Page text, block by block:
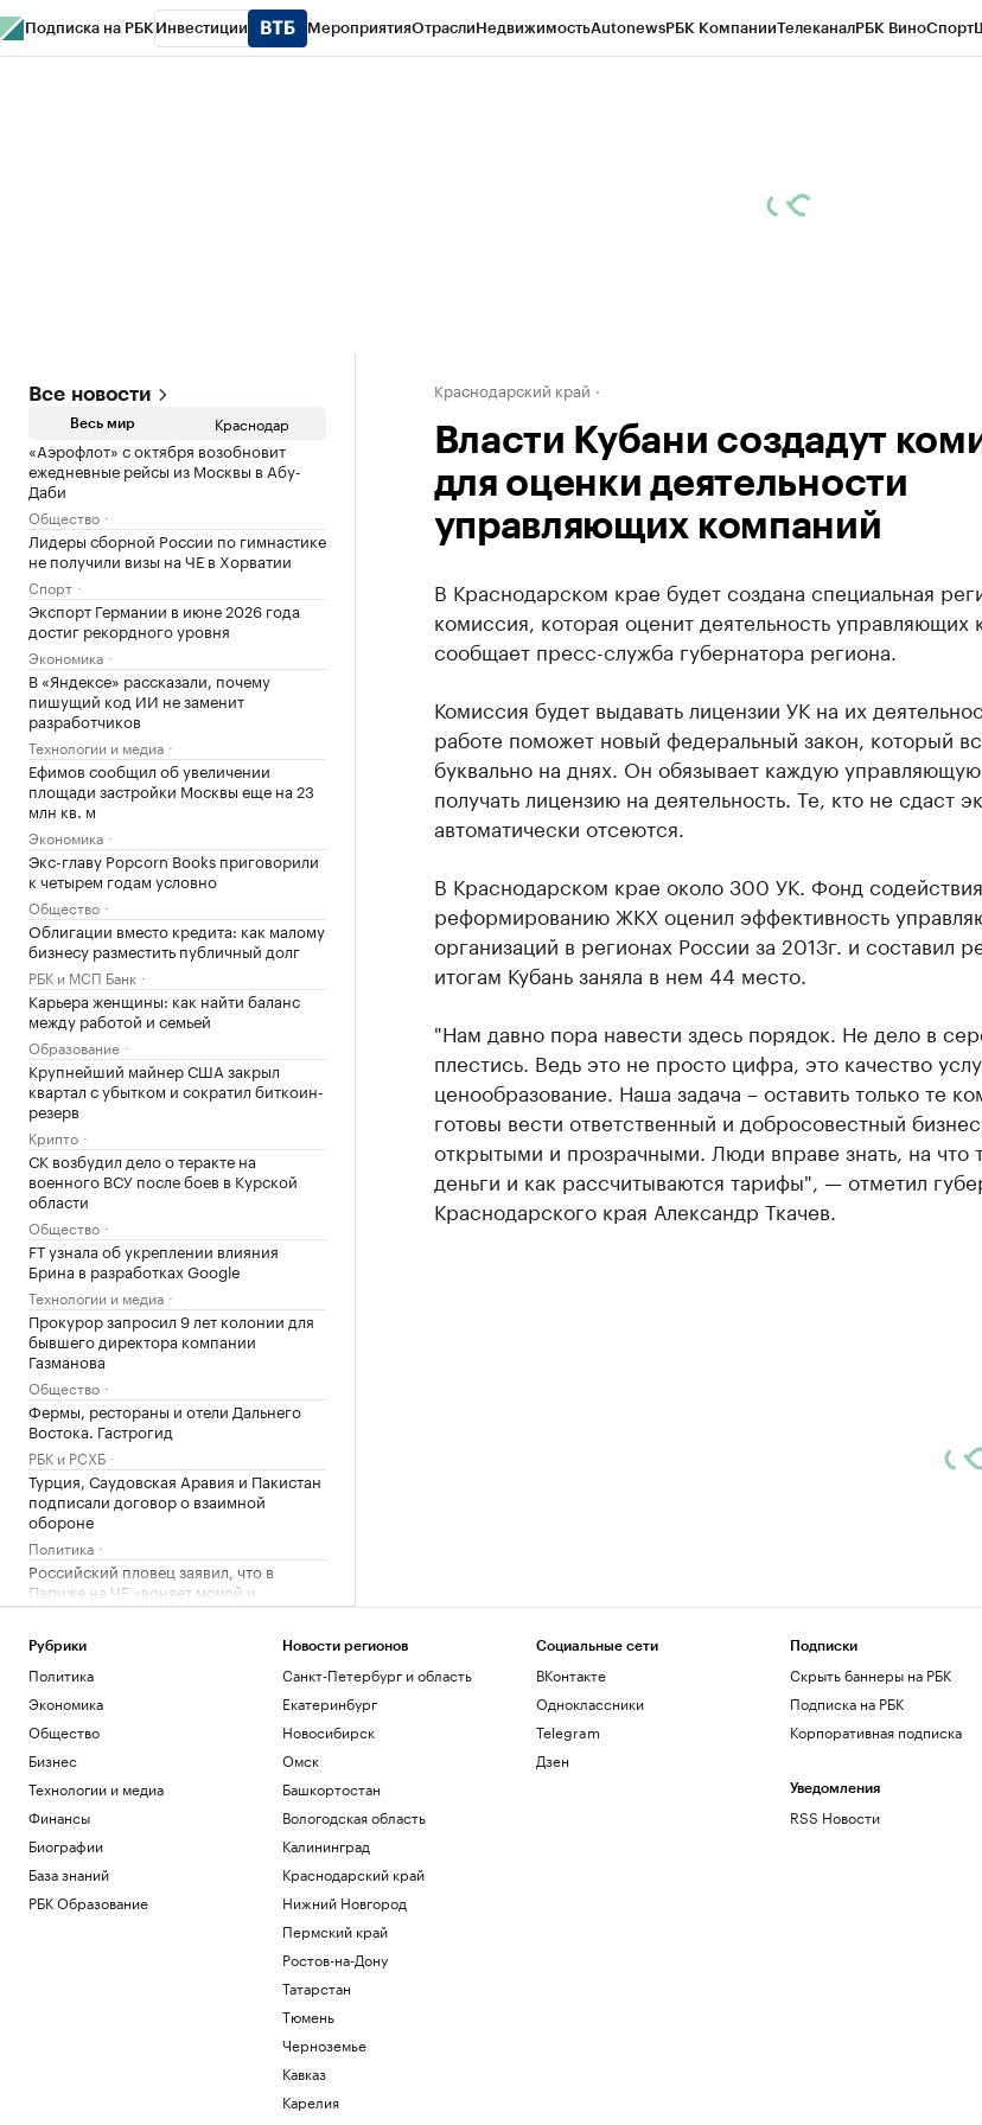
Подписка на РБК Инвестиции МероприятияОтраслиНедвижимостьAutonewsРБК КомпанииТелеканалРБК ВиноСпорт
Все новости
Весь мир Краснодар
«Аэрофлот» с октября возобновит
ежедневные рейсы из Москвы в Абу-
Даби
Общество
Лидеры сборной России по гимнастике
не получили визы на ЧЕ в Хорватии
Спорт
Экспорт Германии в июне 2026 года
достиг рекордного уровня
Экономика
В «Яндексе» рассказали, почему
пишущий код ИИ не заменит
разработчиков
Технологии и медиа
Ефимов сообщил об увеличении
площади застройки Москвы еще на 23
млн кв. м
Экономика
Экс-главу Popcorn Books приговорили
к четырем годам условно
Общество
Облигации вместо кредита: как малому
бизнесу разместить публичный долг
РБК и МСП Банк
Карьера женщины: как найти баланс
между работой и семьей
Образование
Крупнейший майнер США закрыл
квартал с убытком и сократил биткоин-
резерв
Крипто
СК возбудил дело о теракте на
военного ВСУ после боев в Курской
области
Общество
FT узнала об укреплении влияния
Брина в разработках Google
Технологии и медиа
Прокурор запросил 9 лет колонии для
бывшего директора компании
Газманова
Общество
Фермы, рестораны и отели Дальнего
Востока. Гастрогид
РБК и РСХБ
Турция, Саудовская Аравия и Пакистан
подписали договор о взаимной
обороне
Политика
Российский пловец заявил, что в
Париже на ЧЕ «воняет мочой и
помойками»
Спорт
В Москве простились с легендарным
баскетболистом Иваном Едешко
Спорт
Путин рассказал президенту ОАЭ о
ситуации вокруг Украины
Politico сообщило об обсуждении
замены канцлера Германии Фридриха
Мерца
Политика
трансформируют промышленность:
Краснодарский край
Власти Кубани создадут
для оценки деятельности
управляющих компаний
В Краснодарском крае будет создана специальная
комиссия, которая оценит деятельность управляющих
сообщает пресс-служба губернатора региона.
Комиссия будет выдавать лицензии УК на их
работе поможет новый федеральный закон, который
буквально на днях. Он обязывает каждую
получать лицензию на деятельность. Те, кто не сдаст
автоматически отсеются.
В Краснодарском крае около 300 УК. Фонд содействия
реформированию ЖКХ оценил эффективность
организаций в регионах России за 2013г. и составил
итогам Кубань заняла в нем 44 место.
"Нам давно пора навести здесь порядок. Не дело в
плестись. Ведь это не просто цифра, это качество
ценообразование. Наша задача – оставить только те
готовы вести ответственный и добросовестный
открытыми и прозрачными. Люди вправе знать, на что
деньги и как рассчитываются тарифы", — отметил
Краснодарского края Александр Ткачев.
Рубрики
Политика
Экономика
Общество
Бизнес
Технологии и медиа
Финансы
Биографии
База знаний
РБК Образование
Новости регионов
Санкт-Петербург и область
Екатеринбург
Новосибирск
Омск
Башкортостан
Вологодская область
Калининград
Краснодарский край
Нижний Новгород
Пермский край
Ростов-на-Дону
Татарстан
Тюмень
Черноземье
Кавказ
Карелия
Социальные сети
ВКонтакте
Одноклассники
Telegram
Дзен
Подписки
Скрыть баннеры на РБК
Подписка на РБК
Корпоративная подписка
Уведомления
RSS Новости